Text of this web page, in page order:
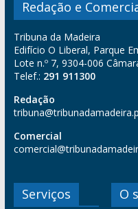
Redação e
Tribuna da Madeira
Edifício O Liberal, Parque
Lote n.º 7, 9304-006
Telef.: 291 911300
Redação
Comercial
Serviços O